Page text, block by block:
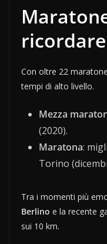
ricordare
Con oltre 22
tempi di alto livello.
Mezza
(2020).
Maratona:
Torino
Tra i momenti più
Berlino e la recente
sui 10 km.